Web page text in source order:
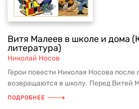
Витя Малеев в школе и дома
литература)
Николай Носов
Герои повести Николая Носова после
возвращаются в школу. Перед Витей
ПОДРОБНЕЕ